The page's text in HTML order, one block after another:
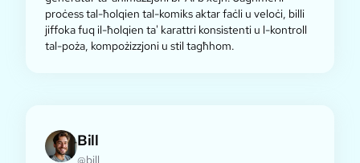
proċess tal-ħolqien tal-komiks aktar faċli u veloċi, billi
jiffoka fuq il-ħolqien ta' karattri konsistenti u l-kontroll
tal-poża, kompożizzjoni u stil tagħhom.
Bill
@bill